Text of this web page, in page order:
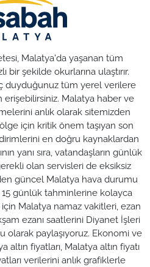
Malatya'da yaşanan tüm
bir şekilde okurlarına ulaştırır.
duyduğunuz tüm yerel verilere
Malatya haber ve
anlık olarak sitemizden
için kritik önem taşıyan son
en doğru kaynaklardan
yanı sıra, vatandaşların günlük
olan servisleri de eksiksiz
güncel Malatya hava durumu
günlük tahminlerine kolayca
için Malatya namaz vakitleri, ezan
ezanı saatlerini Diyanet İşleri
olarak paylaşıyoruz. Ekonomi ve
altın fiyatları, Malatya altın fiyatı
verilerini anlık grafiklerle